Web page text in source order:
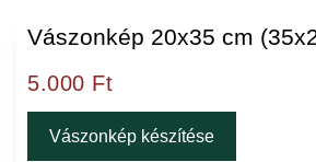
Vászonkép 20x35 cm
5.000 Ft
Vászonkép készítése